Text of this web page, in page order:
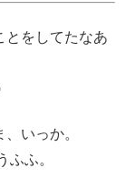
とをしてたなあ
いっか。
ふふ。